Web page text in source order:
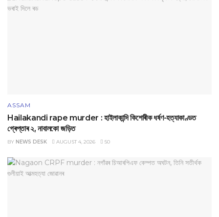
ASSAM
Hailakandi rape murder : হাইলাকান্দি কিশোৰীক ধৰ্ষণ-হত্যাকাণ্ডত
গ্ৰেপ্তাৰ ২, নাবালকো জড়িত
BY NEWS DESK AUGUST 4, 2026 50